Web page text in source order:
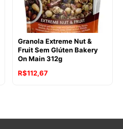
Granola Extreme Nut &
Fruit Sem Glúten Bakery
On Main 312g
R$112,67